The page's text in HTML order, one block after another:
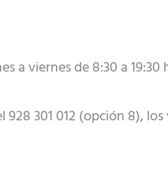
a viernes de 8:30 a 19:30
301 012 (opción 8), los